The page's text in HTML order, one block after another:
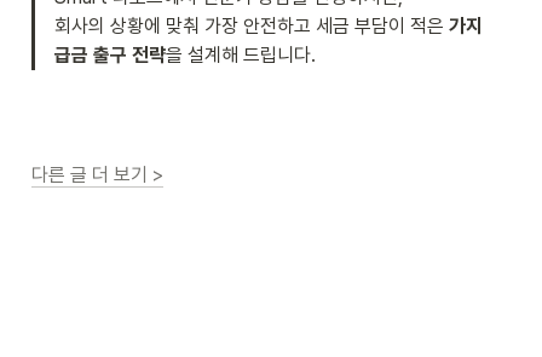
회사의 상황에 맞춰 가장 안전하고 세금 부담이 적은 가지
급금 출구 전략을 설계해 드립니다.
다른 글 더 보기 >